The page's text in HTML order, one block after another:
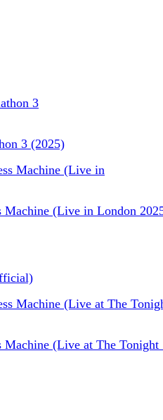
3 (2025)
Machine (Live in London
(Live at The Tonight